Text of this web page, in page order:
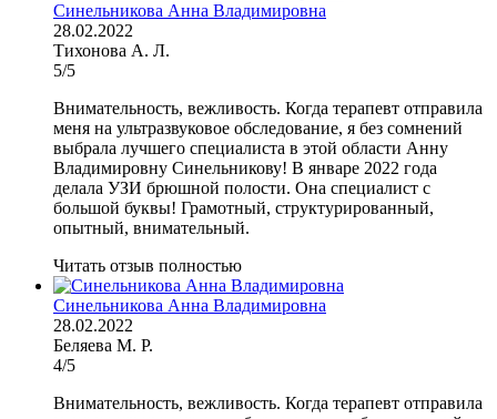
Синельникова Анна Владимировна
28.02.2022
Тихонова А. Л.
5/5
Внимательность, вежливость. Когда терапевт отправила
меня на ультразвуковое обследование, я без сомнений
выбрала лучшего специалиста в этой области Анну
Владимировну Синельникову! В январе 2022 года
делала УЗИ брюшной полости. Она специалист с
большой буквы! Грамотный, структурированный,
опытный, внимательный.
Читать отзыв полностью
Синельникова Анна Владимировна
28.02.2022
Беляева М. Р.
4/5
Внимательность, вежливость. Когда терапевт отправила